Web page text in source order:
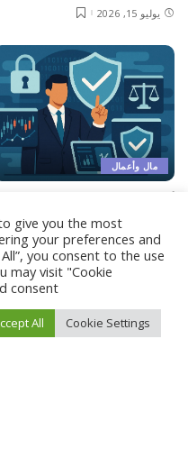
يوليو 15, 2026
مال وأعمال
في منصات التداول الحديثة
نوفمبر 12, 2025
give you the most
your preferences and
you consent to the use
may visit "Cookie
consent.
Cookie Settings
All